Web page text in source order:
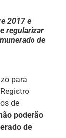
2017 e
regularizar
de
para
de
poderão
de